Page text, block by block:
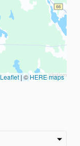
Leaflet | ©HERE maps